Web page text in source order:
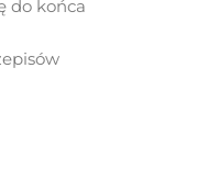
do końca